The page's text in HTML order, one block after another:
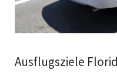
Ausflugsziele